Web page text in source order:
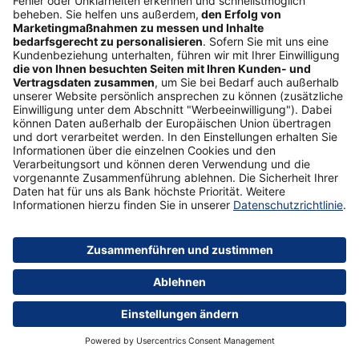
Thema aktueller denn je ist
Der War for Talents (= Kampf um Talente) ist ein Begriff
aus der Arbeits­welt: Dabei geht es um das Phänomen
des Fach­kräfte­mangels und den Konkurrenz­kampf um
fähige Nach­wuchs­kräfte. Das Schlagwort stammt
ursprünglich aus einer Studie der Unter­nehmens­